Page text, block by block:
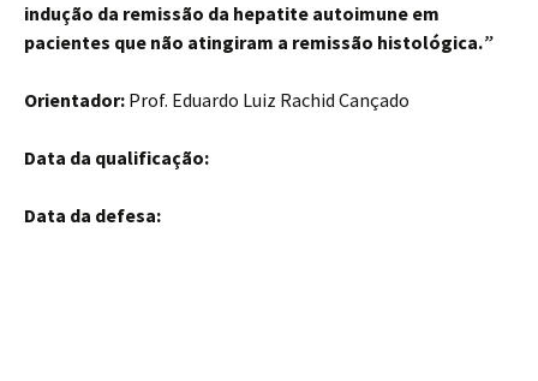
indução da remissão da hepatite autoimune em
pacientes que não atingiram a remissão histológica.”
Orientador: Prof. Eduardo Luiz Rachid Cançado
Data da qualificação:
Data da defesa: